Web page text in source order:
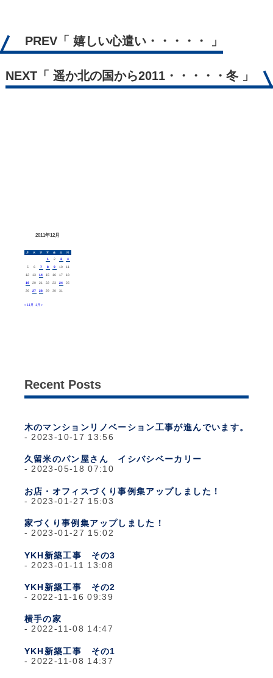
PREV「 嬉しい心遣い・・・・・ 」
NEXT 「 遥か北の国から2011・・・・・冬 」
2011年12月
月 火 水 木 金 土 日
1 2 3 4
5 6 7 8 9 10 11
12 13 14 15 16 17 18
19 20 21 22 23 24 25
26 27 28 29 30 31
« 11月 1月 »
Recent Posts
木のマンションリノベーション工事が進んでいます。
2023-10-17 13:56
久留米のパン屋さん イシバシベーカリー
2023-05-18 07:10
お店・オフィスづくり事例集アップしました！
2023-01-27 15:03
家づくり事例集アップしました！
2023-01-27 15:02
YKH新築工事 その3
2023-01-11 13:08
YKH新築工事 その2
2022-11-16 09:39
横手の家
2022-11-08 14:47
YKH新築工事 その1
2022-11-08 14:37